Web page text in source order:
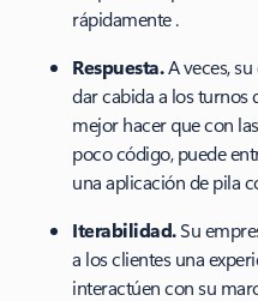
rápidamente .
Respuesta.A veces,
dar cabida a los turnos
mejor hacer que con
poco código, puede
una aplicación de pila
Iterabilidad.Su
a los clientes una
interactúen con su